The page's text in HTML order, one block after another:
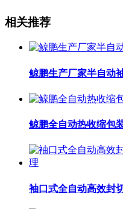
相关推荐
鲸鹏生产厂家半自动
鲸鹏全自动热收缩包
袖口式全自动高效封